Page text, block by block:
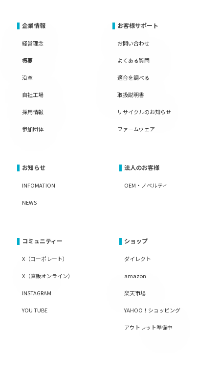
企業情報
経営理念
概要
沿革
自社工場
採用情報
参加団体
お客様サポート
お問い合わせ
よくある質問
適合を調べる
取扱説明書
リサイクルのお知らせ
ファームウェア
お知らせ
INFOMATION
NEWS
法人のお客様
OEM・ノベルティ
コミュニティー
X（コーポレート）
X（直販オンライン）
INSTAGRAM
YOU TUBE
ショップ
ダイレクト
amazon
楽天市場
YAHOO！ショッピング
アウトレット準備中